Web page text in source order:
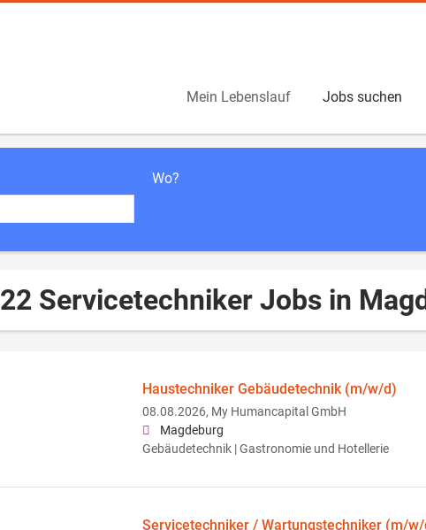
Mein Lebenslauf Jobs suchen
Wo?
22 Servicetechniker Jobs in
Haustechniker Gebäudetechnik (m/w/d)
08.08.2026, My Humancapital GmbH
Magdeburg
Gebäudetechnik | Gastronomie und Hotellerie
Servicetechniker / Wartungstechniker (m/